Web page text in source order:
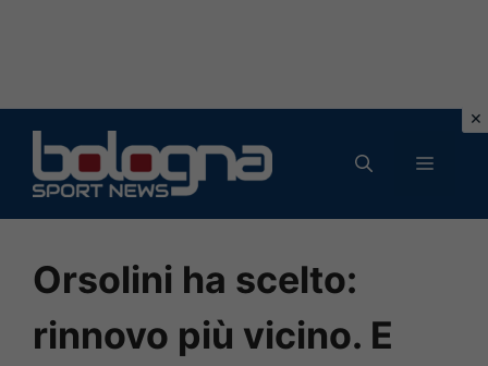
contenuto
MENU
Orsolini ha scelto:
rinnovo più vicino. E